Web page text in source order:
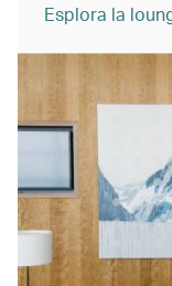
Esplora la